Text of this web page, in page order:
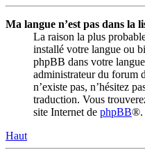
Ma langue n’est pas dans la
La raison la plus
installé votre langue ou
phpBB dans votre
administrateur du forum
n’existe pas, n’hésitez
traduction. Vous
site Internet de phpBB®.
Haut